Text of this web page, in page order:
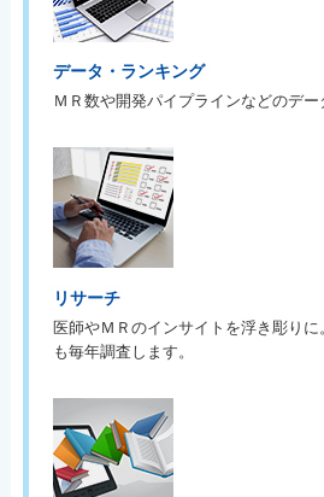
データ・ランキング
ＭＲ数や開発パイプラインなどのデー
リサーチ
医師やＭＲのインサイトを浮き彫りに
も毎年調査します。